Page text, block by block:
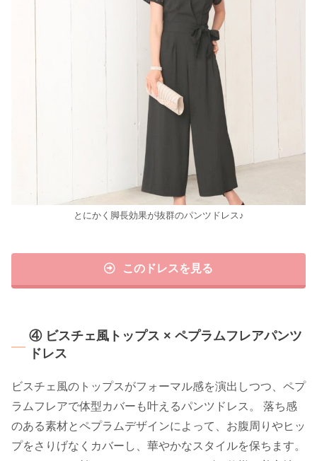
とにかく脚長効果が抜群のパンツドレス♪
このドレスを見る
④ ビスチェ風トップス × ペプラムフレアパンツ
ドレス
ビスチェ風のトップスがフォーマル感を演出しつつ、ペプ
ラムフレアで体型カバーも叶えるパンツドレス。 落ち感
のある素材とペプラムデザインによって、お腹周りやヒッ
プをさりげなくカバーし、華やかなスタイルを保ちます。